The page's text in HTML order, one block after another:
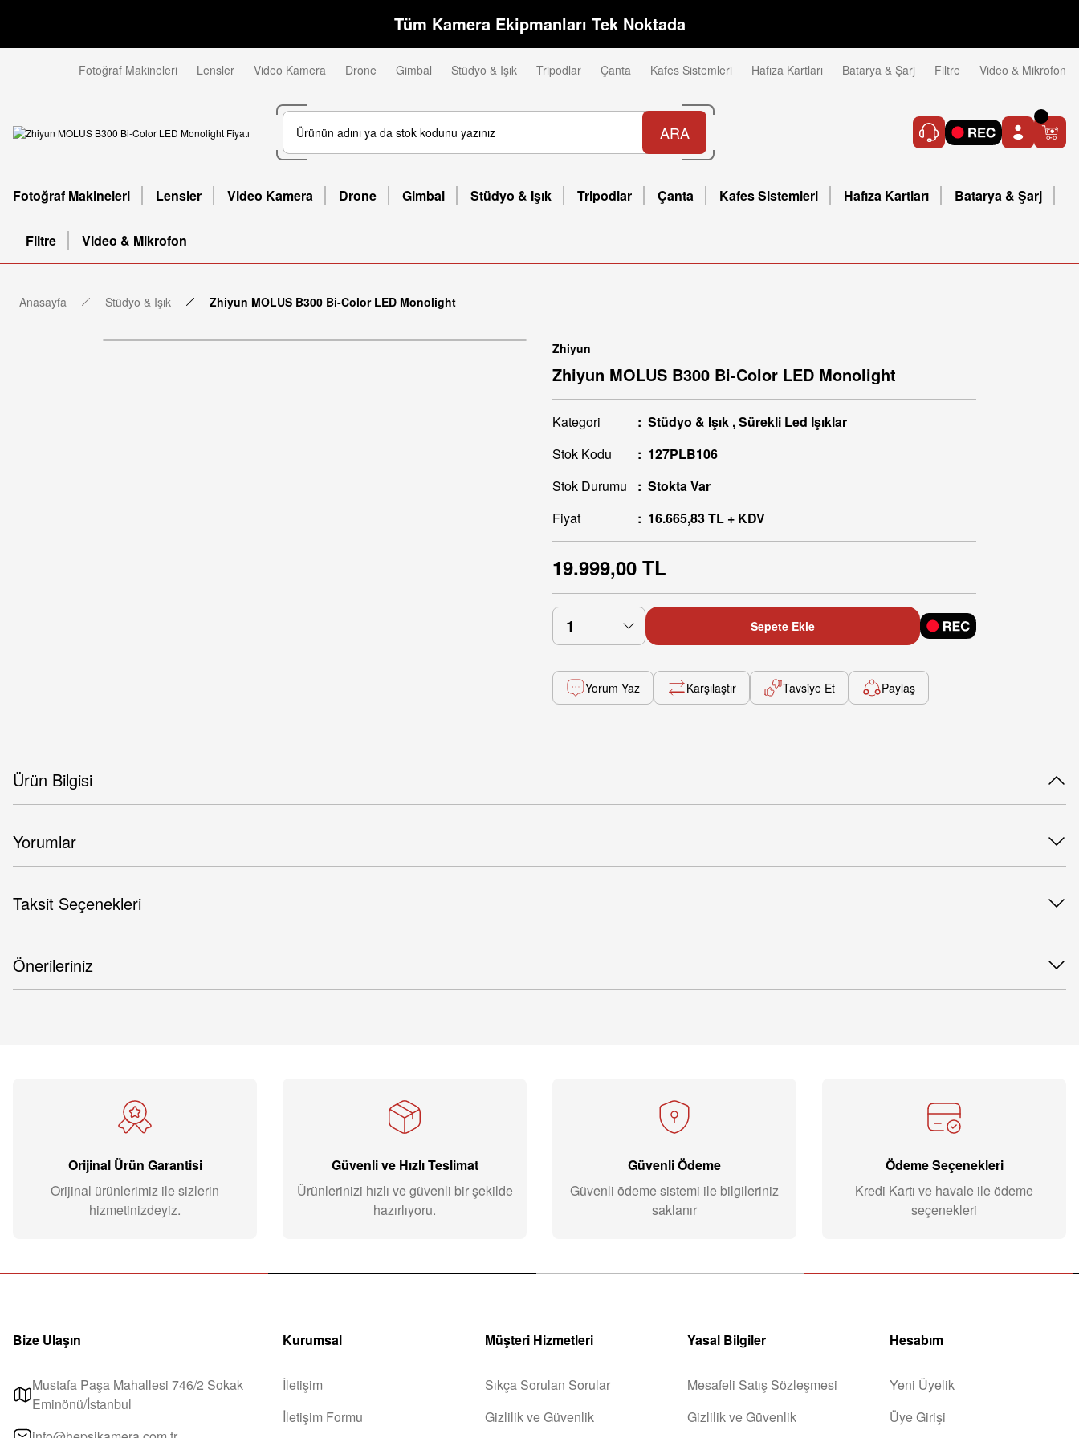
Tüm Kamera Ekipmanları Tek Noktada
Fotoğraf Makineleri Lensler Video Kamera Drone Gimbal Stüdyo & Işık Tripodlar Çanta Kafes Sistemleri Hafıza Kartları Batarya & Şarj Filtre Video & Mikrofon
ARA
Fotoğraf Makineleri Lensler Video Kamera Drone Gimbal Stüdyo & Işık Tripodlar Çanta Kafes Sistemleri Hafıza Kartları Batarya & Şarj
Filtre Video & Mikrofon
Anasayfa Stüdyo & Işık Zhiyun MOLUS B300 Bi-Color LED Monolight
Zhiyun
Zhiyun MOLUS B300 Bi-Color LED Monolight
Kategori Stüdyo & Işık ,Sürekli Led Işıklar
Stok Kodu
127PLB106
Stok Durumu
Stokta Var
Fiyat
16.665,83 TL + KDV
19.999,00 TL
Sepete Ekle
Yorum Yaz Karşılaştır Tavsiye Et Paylaş
Ürün Bilgisi
Yorumlar
Taksit Seçenekleri
Önerileriniz
Orijinal Ürün Garantisi
Orijinal ürünlerimiz ile sizlerin
hizmetinizdeyiz.
Güvenli ve Hızlı Teslimat
Ürünlerinizi hızlı ve güvenli bir şekilde
hazırlıyoru.
Güvenli Ödeme
Güvenli ödeme sistemi ile bilgileriniz
saklanır
Ödeme Seçenekleri
Kredi Kartı ve havale ile ödeme
seçenekleri
Bize Ulaşın
Mustafa Paşa Mahallesi 746/2 Sokak
Eminönü/İstanbul
Kurumsal
İletişim
İletişim Formu
Müşteri Hizmetleri
Sıkça Sorulan Sorular
Gizlilik ve Güvenlik
Yasal Bilgiler
Mesafeli Satış Sözleşmesi
Gizlilik ve Güvenlik
Hesabım
Yeni Üyelik
Üye Girişi